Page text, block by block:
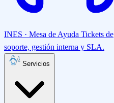
INES · Mesa de Ayuda Tickets de
soporte, gestión interna y SLA.